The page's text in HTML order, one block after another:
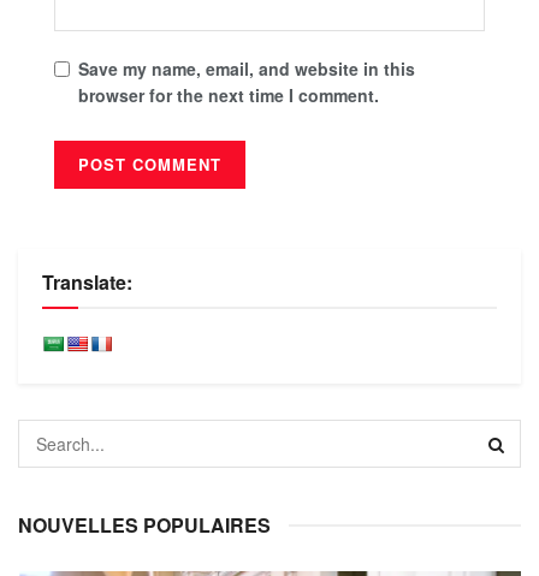
Save my name, email, and website in this
browser for the next time I comment.
Translate:
NOUVELLES POPULAIRES